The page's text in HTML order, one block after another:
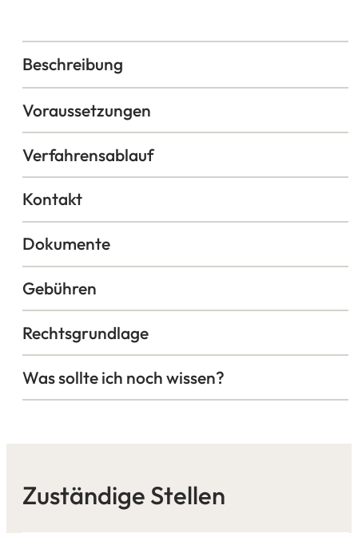
Beschreibung
Voraussetzungen
Verfahrensablauf
Kontakt
Dokumente
Gebühren
Rechtsgrundlage
Was sollte ich noch wissen?
Zuständige Stellen